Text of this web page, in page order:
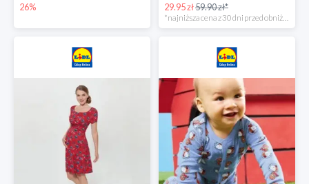
26% 29.95 zł59.90 zł*